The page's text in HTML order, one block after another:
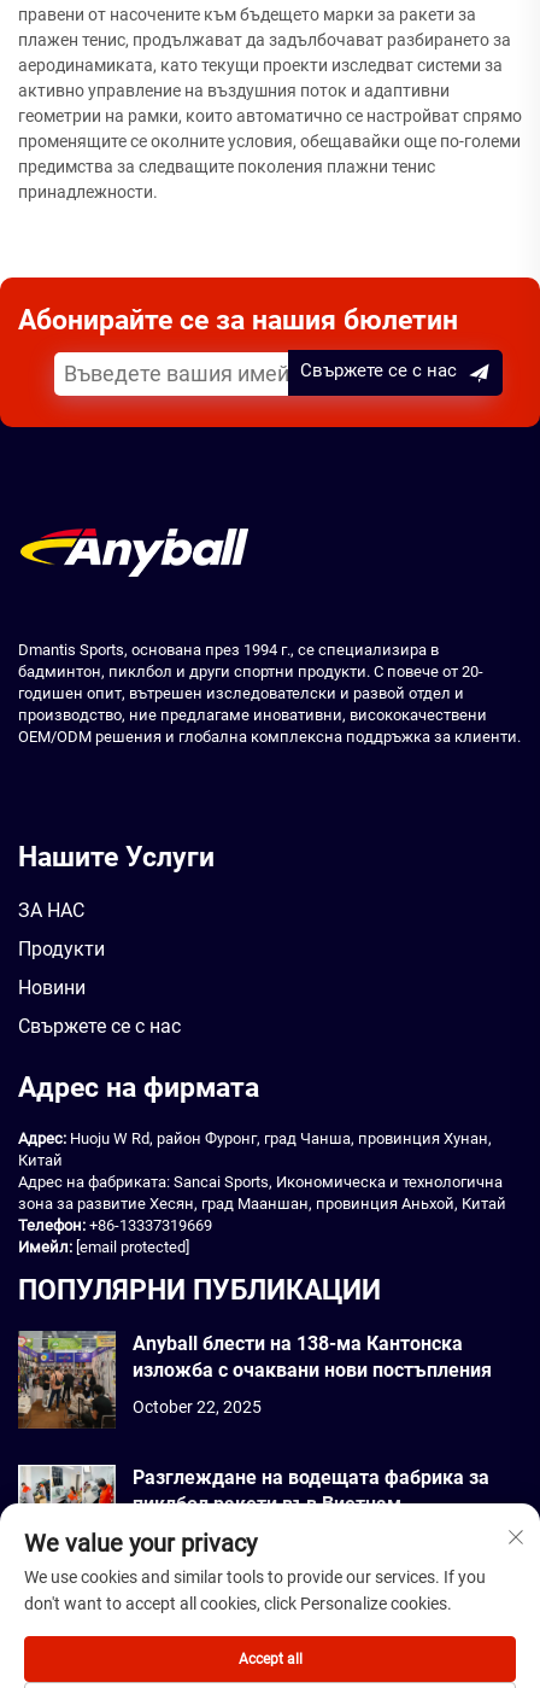
правени от насочените към бъдещето марки за ракети за
плажен тенис, продължават да задълбочават разбирането за
аеродинамиката, като текущи проекти изследват системи за
активно управление на въздушния поток и адаптивни
геометрии на рамки, които автоматично се настройват спрямо
променящите се околните условия, обещавайки още по-големи
предимства за следващите поколения плажни тенис
принадлежности.
Абонирайте се за нашия бюлетин
Свържете се с нас
Dmantis Sports, основана през 1994 г., се специализира в
бадминтон, пиклбол и други спортни продукти. С повече от 20-
годишен опит, вътрешен изследователски и развой отдел и
производство, ние предлагаме иновативни, висококачествени
OEM/ODM решения и глобална комплексна поддръжка за клиенти.
Нашите Услуги
ЗА НАС
Продукти
Новини
Свържете се с нас
Адрес на фирмата
Адрес: Huoju W Rd, район Фуронг, град Чанша, провинция Хунан,
Китай
Адрес на фабриката: Sancai Sports, Икономическа и технологична
зона за развитие Хесян, град Мааншан, провинция Аньхой, Китай
Телефон: +86-13337319669
Имейл: [email protected]
ПОПУЛЯРНИ ПУБЛИКАЦИИ
Anyball блести на 138-ма Кантонска
изложба с очаквани нови постъпления
October 22, 2025
Разглеждане на водещата фабрика за
пиклбол ракети във Виетнам
September 22, 2025
Всички права запазени. © 2026 Dmantis Sports Goods Co., Ltd. Пекин
- Политика за поверителност
We value your privacy
We use cookies and similar tools to provide our services. If you
don't want to accept all cookies, click Personalize cookies.
Accept all